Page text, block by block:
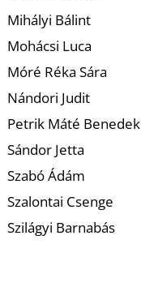
Mihályi Bálint
Mohácsi Luca
Móré Réka Sára
Nándori Judit
Petrik Máté Benedek
Sándor Jetta
Szabó Ádám
Szalontai Csenge
Szilágyi Barnabás